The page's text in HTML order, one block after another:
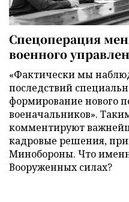
Спецоперация
военного
«Фактически мы
последствий
формирование нового
военачальников».
комментируют
кадровые решения,
Минобороны. Что
Вооруженных силах?